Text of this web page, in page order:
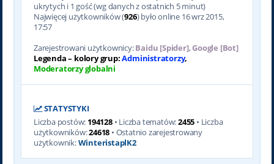
ukrytych i 1 gość (wg danych z ostatnich 5 minut)
Najwięcej użytkowników (926) było online 16 wrz 2015,
17:57
Zarejestrowani użytkownicy:Baidu [Spider],Google [Bot]
Legenda – kolory grup:Administratorzy,
Moderatorzy globalni
STATYSTYKI
Liczba postów: 194128• Liczba tematów:2455 • Liczba
użytkowników:24618 • Ostatnio zarejestrowany
użytkownik:WinteristaplK2